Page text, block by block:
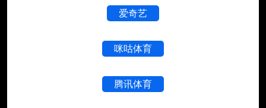
爱奇艺
咪咕体育
腾讯体育